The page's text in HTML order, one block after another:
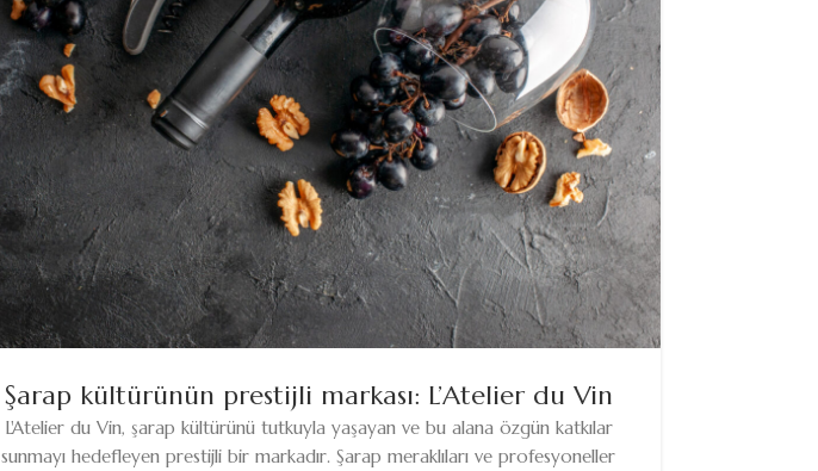
Şarap kültürünün prestijli markası: L’Atelier du Vin
L'Atelier du Vin, şarap kültürünü tutkuyla yaşayan ve bu alana özgün katkılar
sunmayı hedefleyen prestijli bir markadır. Şarap meraklıları ve profesyoneller